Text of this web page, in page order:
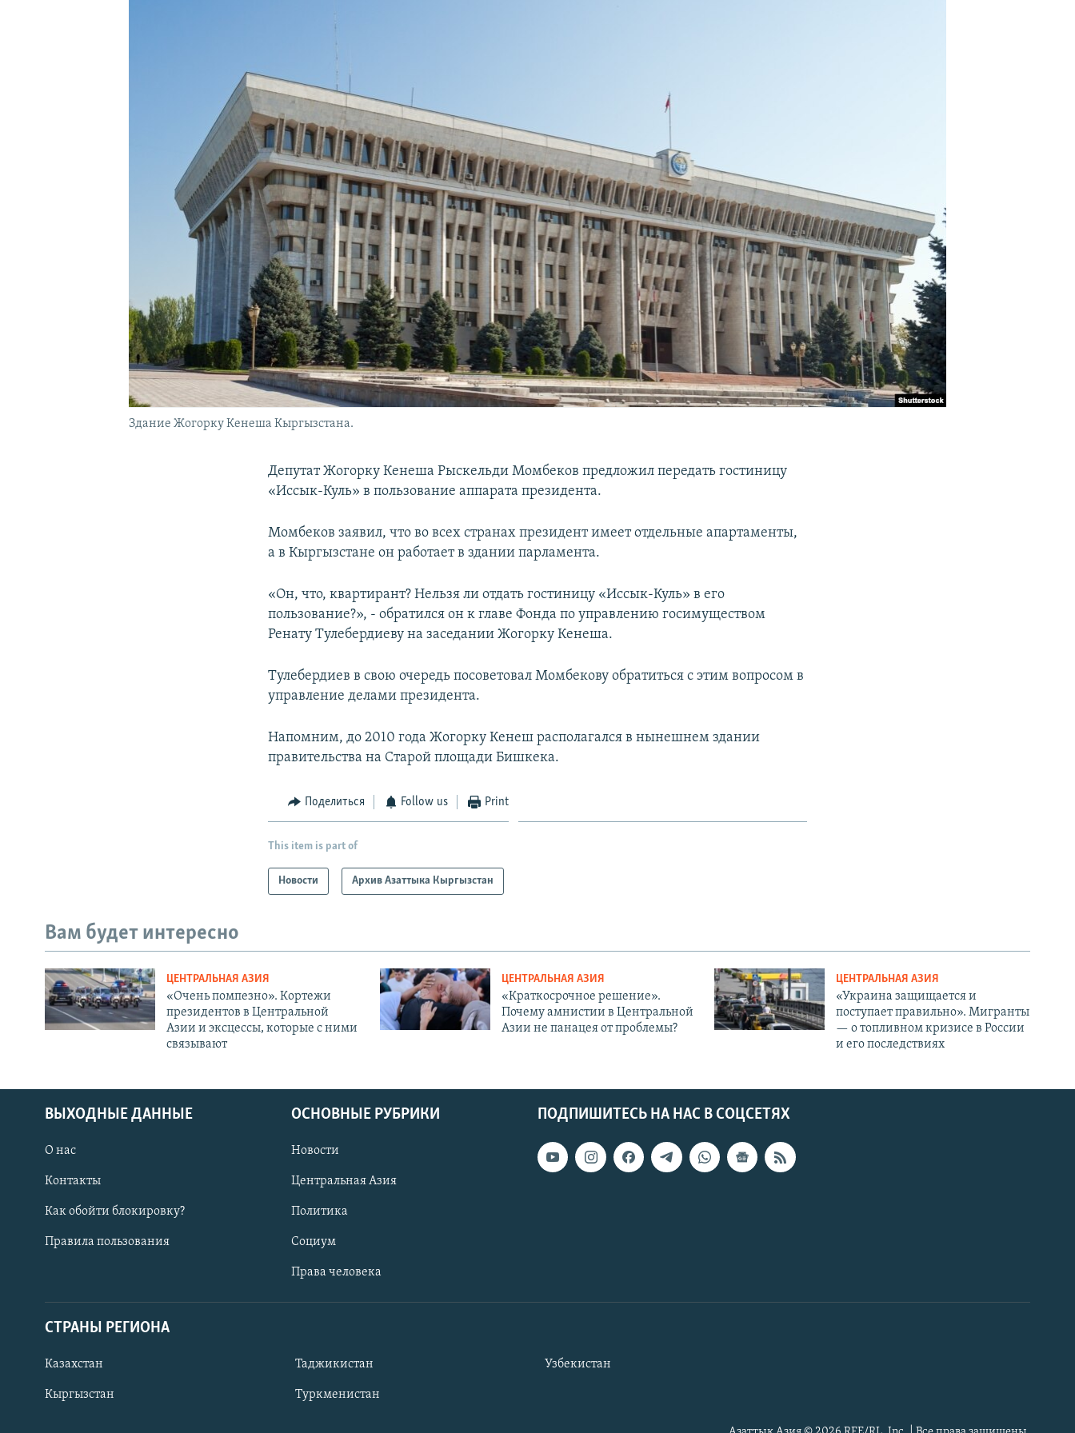
Здание Жогорку Кенеша Кыргызстана.
Депутат Жогорку Кенеша Рыскельди Момбеков предложил передать гостиницу
«Иссык-Куль» в пользование аппарата президента.
Момбеков заявил, что во всех странах президент имеет отдельные апартаменты,
а в Кыргызстане он работает в здании парламента.
«Он, что, квартирант? Нельзя ли отдать гостиницу «Иссык-Куль» в его
пользование?», - обратился он к главе Фонда по управлению госимуществом
Ренату Тулебердиеву на заседании Жогорку Кенеша.
Тулебердиев в свою очередь посоветовал Момбекову обратиться с этим вопросом в
управление делами президента.
Напомним, до 2010 года Жогорку Кенеш располагался в нынешнем здании
правительства на Старой площади Бишкека.
Поделиться Follow us Print
This item is part of
Новости Архив Азаттыка Кыргызстан
Вам будет интересно
ЦЕНТРАЛЬНАЯ АЗИЯ
«Очень помпезно». Кортежи
президентов в Центральной
Азии и эксцессы, которые с ними
связывают
ЦЕНТРАЛЬНАЯ АЗИЯ
«Краткосрочное решение».
Почему амнистии в Центральной
Азии не панацея от проблемы?
ЦЕНТРАЛЬНАЯ АЗИЯ
«Украина защищается и
поступает правильно». Мигранты
— о топливном кризисе в России
и его последствиях
ПОДПИШИТЕСЬ НА НАС В СОЦСЕТЯХ
ВЫХОДНЫЕ ДАННЫЕ
О нас
Контакты
Как обойти блокировку?
Правила пользования
ОСНОВНЫЕ РУБРИКИ
Новости
Центральная Азия
Политика
Социум
Права человека
СТРАНЫ РЕГИОНА
Казахстан
Кыргызстан
Таджикистан
Туркменистан
Узбекистан